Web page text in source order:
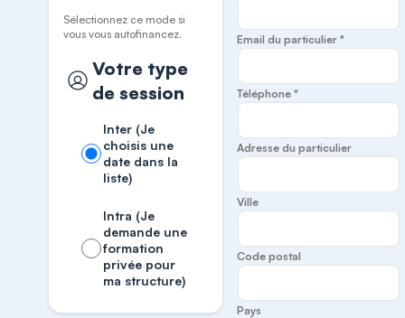
Sélectionnez ce mode si
vous vous autofinancez.
Votre type
de session
Inter (Je
choisis une
date dans la
liste)
Intra (Je
demande une
formation
privée pour
ma structure)
Email du particulier *
Téléphone *
Adresse du particulier
Ville
Code postal
Pays